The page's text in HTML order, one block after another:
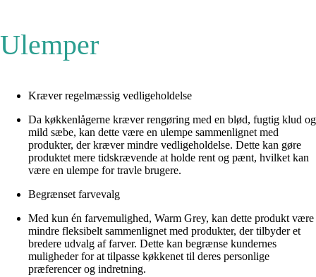
Ulemper
Kræver regelmæssig vedligeholdelse
Da køkkenlågerne kræver rengøring med en blød, fugtig klud og
mild sæbe, kan dette være en ulempe sammenlignet med
produkter, der kræver mindre vedligeholdelse. Dette kan gøre
produktet mere tidskrævende at holde rent og pænt, hvilket kan
være en ulempe for travle brugere.
Begrænset farvevalg
Med kun én farvemulighed, Warm Grey, kan dette produkt være
mindre fleksibelt sammenlignet med produkter, der tilbyder et
bredere udvalg af farver. Dette kan begrænse kundernes
muligheder for at tilpasse køkkenet til deres personlige
præferencer og indretning.